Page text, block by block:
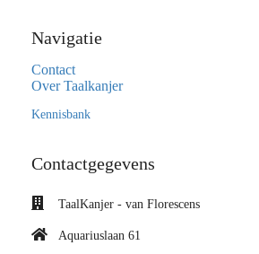
Navigatie
Contact
Over Taalkanjer
Kennisbank
Contactgegevens
TaalKanjer - van Florescens
Aquariuslaan 61